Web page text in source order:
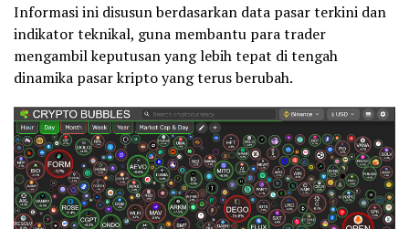
Informasi ini disusun berdasarkan data pasar terkini dan
indikator teknikal, guna membantu para trader
mengambil keputusan yang lebih tepat di tengah
dinamika pasar kripto yang terus berubah.